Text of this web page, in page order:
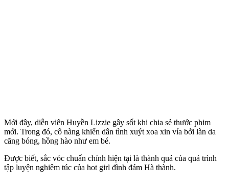
Mới đây, diễn viên Huyền Lizzie gây sốt khi chia sẻ thước phim
mới. Trong đó, cô nàng khiến dân tình xuýt xoa xin vía bởi làn da
căng bóng, hồng hào như em bé.
Được biết, sắc vóc chuẩn chỉnh hiện tại là thành quả của quá trình
tập luyện nghiêm túc của hot girl đình đám Hà thành.